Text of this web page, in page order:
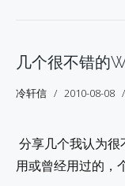
几个很不错的
冷轩信 2010-08-08
分享几个我认为
用或曾经用过的，